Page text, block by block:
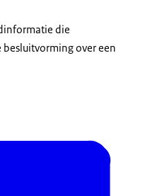
die
over een